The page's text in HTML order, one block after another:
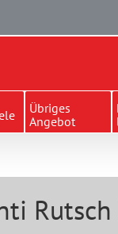
Übriges
Angebot